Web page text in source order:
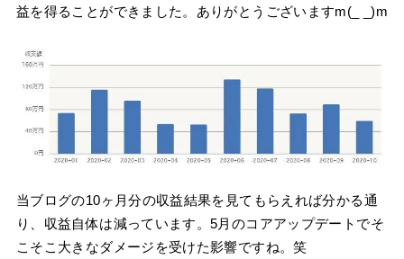
益を得ることができました。ありがとうございますm(_ _)m
当ブログの10ヶ月分の収益結果を見てもらえれば分かる通
り、収益自体は減っています。5月のコアアップデートでそ
こそこ大きなダメージを受けた影響ですね。笑